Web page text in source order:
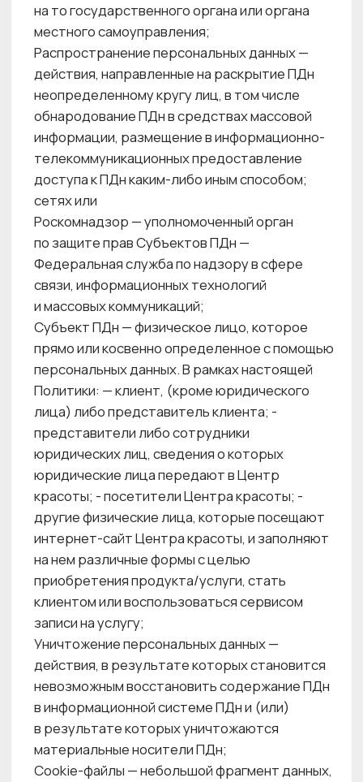
принципах, целях, правовых основаниях,
порядке и условиях обработки персональных
данных, об их объеме и категориях, а также
реализуемых требованиях к их защите.
на все процессы Центра красоты, связанные
с обработкой персональных данных. Политика
обязательна для ознакомления и исполнения
всеми лицами, допущенными к обработке
персональных данных в Центре красоты.
Пересмотр и обновление настоящей Политики
осуществляется в связи с изменениями
законодательства Российской Федерации
в области персональных данных,
по результатам анализа актуальности,
достаточности и эффективности
используемых мер обеспечения безопасности
персональных данных при их обработке
данных Центра красоты, а также
по результатам других контрольных
мероприятий.
2.4. Настоящая Политика является
общедоступным документом, размещаемым
на официальном сайте Центра красоты
в информационно-телекоммуникационной
сети «Интернет», неограниченный доступ
к которому предоставляется любому
заинтересованному лицу. Ссылка
на настоящую Политику размещается
на каждой странице официального сайта,
с использованием которых осуществляется
3. ЦЕЛИ ОБРАБОТКИ ПЕРСОНАЛЬНЫХ ДАННЫХ
3.1. Под целью обработки понимается
конкретный конечный результат действий,
совершенных с ПДн, вытекающий
из требований действующего
либо договорных отношений сторон,
и направленный на исполнение требований
законодательства Российской Федерации,
а также на создание необходимых правовых
условий для достижения оптимального учета
интересов сторон.
ПДн для достижения целей, определенных
в Условиях обработки персональных данных
в «АйКоун» (Приложение № 1).
3.3. Посетители сайта https://enheldome.ru/
заранее уведомляются об обработке ПДн и,